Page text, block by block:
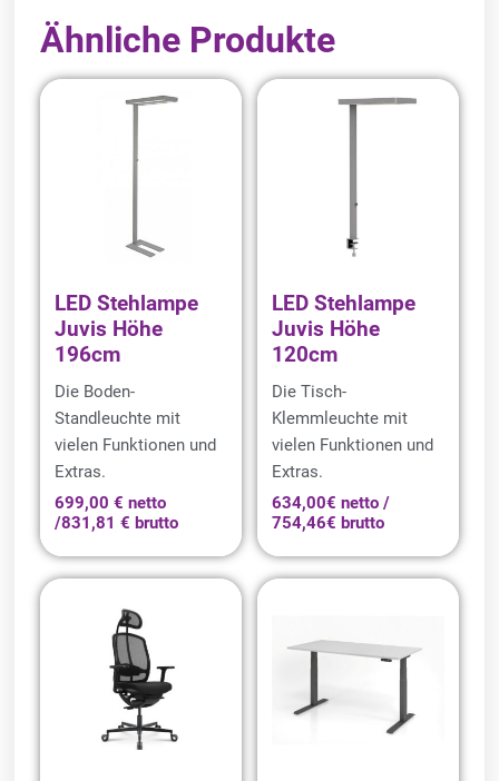
Ähnliche Produkte
LED Stehlampe
Juvis Höhe
196cm
Die Boden-
Standleuchte mit
vielen Funktionen und
Extras.
699,00 € netto
/831,81 € brutto
LED Stehlampe
Juvis Höhe
120cm
Die Tisch-
Klemmleuchte mit
vielen Funktionen und
Extras.
634,00€ netto /
754,46€ brutto